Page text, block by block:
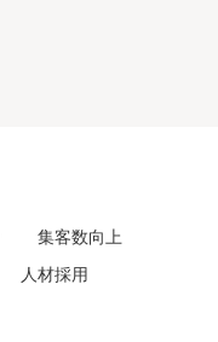
集客数向上
人材採用